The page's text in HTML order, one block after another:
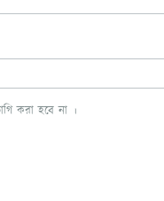
করা হবে না ।